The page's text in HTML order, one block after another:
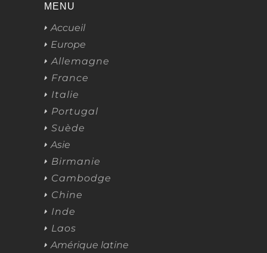
MENU
Accueil
Europe
Allemagne
France
Italie
Portugal
Suède
Asie
Birmanie
Cambodge
Chine
Inde
Laos
Amérique latine